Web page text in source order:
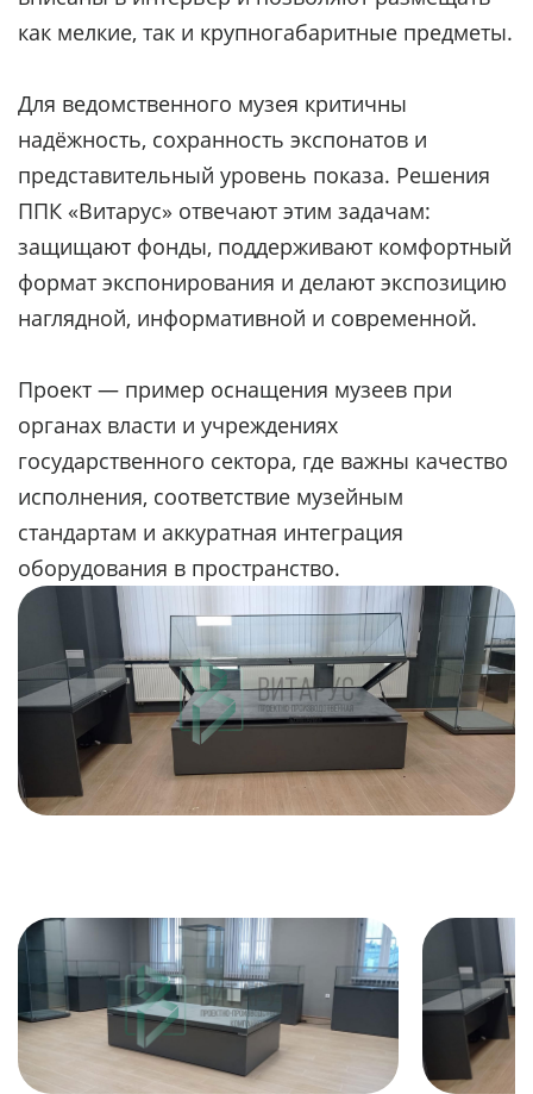
как мелкие, так и крупногабаритные предметы.
Для ведомственного музея критичны
надёжность, сохранность экспонатов и
представительный уровень показа. Решения
ППК «Витарус» отвечают этим задачам:
защищают фонды, поддерживают комфортный
формат экспонирования и делают экспозицию
наглядной, информативной и современной.
Проект — пример оснащения музеев при
органах власти и учреждениях
государственного сектора, где важны качество
исполнения, соответствие музейным
стандартам и аккуратная интеграция
оборудования в пространство.